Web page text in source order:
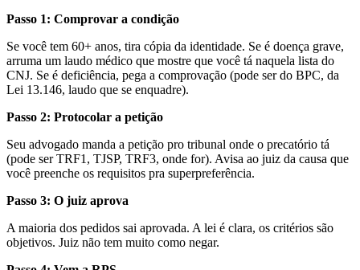
Passo 1: Comprovar a condição
Se você tem 60+ anos, tira cópia da identidade. Se é doença grave,
arruma um laudo médico que mostre que você tá naquela lista do
CNJ. Se é deficiência, pega a comprovação (pode ser do BPC, da
Lei 13.146, laudo que se enquadre).
Passo 2: Protocolar a petição
Seu advogado manda a petição pro tribunal onde o precatório tá
(pode ser TRF1, TJSP, TRF3, onde for). Avisa ao juiz da causa que
você preenche os requisitos pra superpreferência.
Passo 3: O juiz aprova
A maioria dos pedidos sai aprovada. A lei é clara, os critérios são
objetivos. Juiz não tem muito como negar.